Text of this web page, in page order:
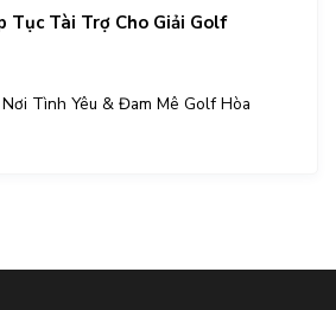
Tục Tài Trợ Cho Giải Golf
Tình Yêu & Đam Mê Golf Hòa